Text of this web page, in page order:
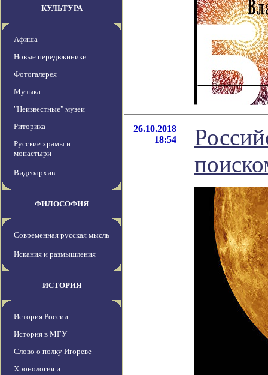
КУЛЬТУРА
Афиша
Новые передвжиники
Фотогалерея
Музыка
"Неизвестные" музеи
Риторика
Русские храмы и
монастыри
Видеоархив
ФИЛОСОФИЯ
Современная русская мысль
Искания и размышления
ИСТОРИЯ
История России
История в МГУ
Слово о полку Игореве
Хронология и
26.10.2018
18:54